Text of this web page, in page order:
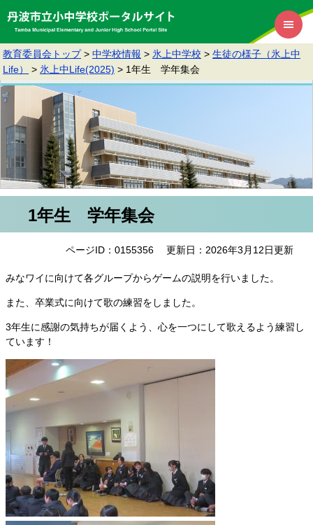
教育委員会トップ > 中学校情報 > 氷上中学校 > 生徒の様子（氷上中
Life）
> 氷上中Life(2025) > 1年生 学年集会
1年生 学年集会
ページID：0155356 更新日：2026年3月12日更新
みなワイに向けて各グループからゲームの説明を行いました。
また、卒業式に向けて歌の練習をしました。
3年生に感謝の気持ちが届くよう、心を一つにして歌えるよう練習し
ています！